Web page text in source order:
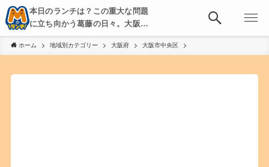
本日のランチは？この重大な問題
に立ち向かう葛藤の日々。大阪・
京都・神戸を中心とした食べ歩
き、飲み歩きを綴る。
ホーム 地域別カテゴリー 大阪府 大阪市中央区